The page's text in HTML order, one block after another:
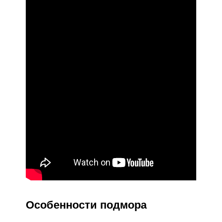
Особенности подмора